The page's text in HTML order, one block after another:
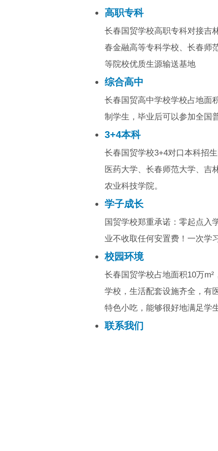
高职专科
长春国贸学校高职专科对接吉
春金融高等专科学校、长春师
等院校优质生源输送基地
综合高中
长春国贸高中学校学校占地面
制学生，毕业后可以参加全国
3+4本科
长春国贸学校3+4对口本科招
医药大学、长春师范大学、吉
农业科技学院。
学子成长
国贸学校郑重承诺：零起点入
业不收取任何安置费！一次学
校园环境
长春国贸学校占地面积10万
学校，生活配套设施齐全，有
特色小吃，能够很好地满足学
联系我们